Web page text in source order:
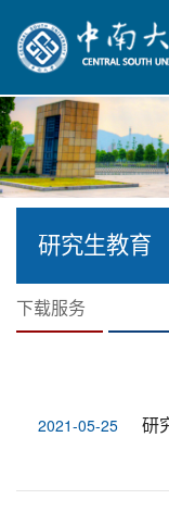
研究生教育
下载服务
2021-05-25 研